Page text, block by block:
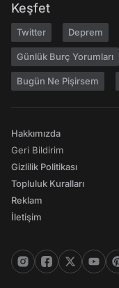
Keşfet
Twitter Deprem
Günlük Burç Yorumları
Bugün Ne Pişirsem
Hakkımızda
Geri Bildirim
Gizlilik Politikası
Topluluk Kuralları
Reklam
İletişim